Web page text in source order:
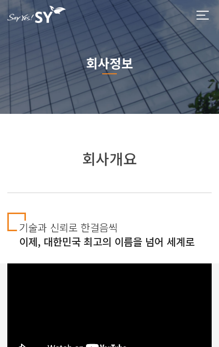
회사정보
회사개요
기술과 신뢰로 한걸음씩
이제, 대한민국 최고의 이름을 넘어 세계로